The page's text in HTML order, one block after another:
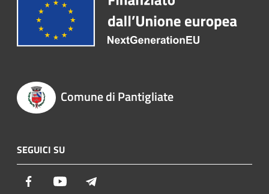
Comune di Pantigliate
SEGUICI SU
Facebook Youtube